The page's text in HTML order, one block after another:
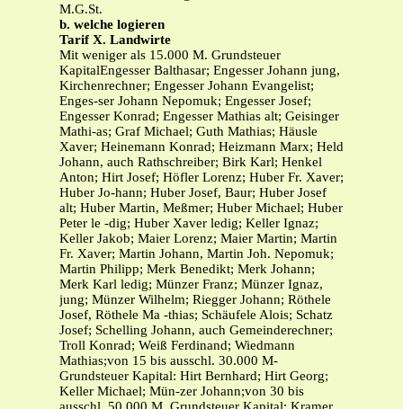
M.G.St.
b. welche logieren
Tarif X. Landwirte
Mit weniger als 15.000 M. Grundsteuer
KapitalEngesser Balthasar; Engesser Johann jung,
Kirchenrechner; Engesser Johann Evangelist;
Enges-ser Johann Nepomuk; Engesser Josef;
Engesser Konrad; Engesser Mathias alt; Geisinger
Mathi-as; Graf Michael; Guth Mathias; Häusle
Xaver; Heinemann Konrad; Heizmann Marx; Held
Johann, auch Rathschreiber; Birk Karl; Henkel
Anton; Hirt Josef; Höfler Lorenz; Huber Fr. Xaver;
Huber Jo-hann; Huber Josef, Baur; Huber Josef
alt; Huber Martin, Meßmer; Huber Michael; Huber
Peter le -dig; Huber Xaver ledig; Keller Ignaz;
Keller Jakob; Maier Lorenz; Maier Martin; Martin
Fr. Xaver; Martin Johann, Martin Joh. Nepomuk;
Martin Philipp; Merk Benedikt; Merk Johann;
Merk Karl ledig; Münzer Franz; Münzer Ignaz,
jung; Münzer Wilhelm; Riegger Johann; Röthele
Josef, Röthele Ma -thias; Schäufele Alois; Schatz
Josef; Schelling Johann, auch Gemeinderechner;
Troll Konrad; Weiß Ferdinand; Wiedmann
Mathias;von 15 bis ausschl. 30.000 M-
Grundsteuer Kapital: Hirt Bernhard; Hirt Georg;
Keller Michael; Mün-zer Johann;von 30 bis